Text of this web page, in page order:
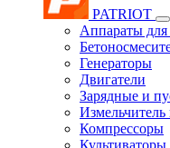
PATRIOT
Аппараты
Генераторы
Двигатели
Зарядные и
Измельчитель
Компрессоры